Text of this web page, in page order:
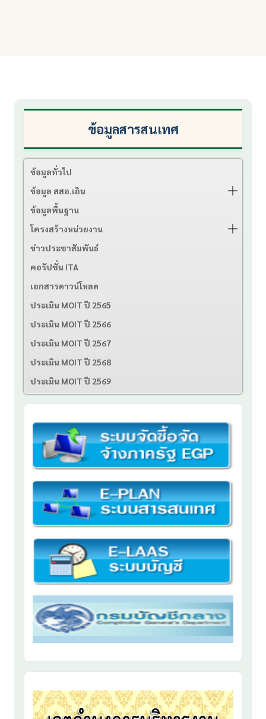
ข้อมูลสารสนเทศ
ข้อมูลทั่วไป
ข้อมูล สสอ.เถิน
ข้อมูลพื้นฐาน
โครงสร้างหน่วยงาน
ข่าวประชาสัมพันธ์
คอรัปชั่น ITA
เอกสารดาวน์โหลด
ประเมิน MOIT ปี 2565
ประเมิน MOIT ปี 2566
ประเมิน MOIT ปี 2567
ประเมิน MOIT ปี 2568
ประเมิน MOIT ปี 2569